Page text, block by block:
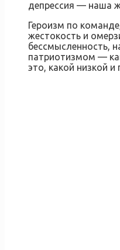
депрессия — наша
Героизм по
жестокость и
бессмысленность,
патриотизмом —
это, какой низкой